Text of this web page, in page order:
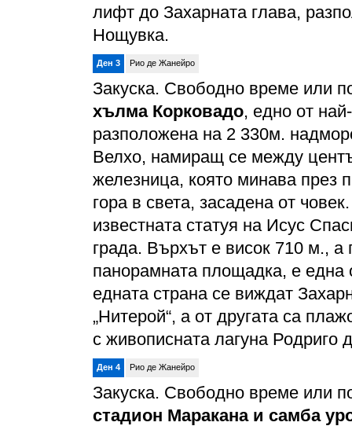
лифт до Захарната глава,
Нощувка.
Ден 3 Рио де Жанейро
Закуска. Свободно време или
хълма Корковадо, едно от
разположена на 2 330м.
Велхо, намиращ се между
железница, която минава през
гора в света, засадена от
известната статуя на Исус
града. Върхът е висок 710 м., а
панорамната площадка, е една
едната страна се виждат
„Нитерой“, а от другата са
с живописната лагуна
Ден 4 Рио де Жанейро
Закуска. Свободно време или
стадион Маракана и самба